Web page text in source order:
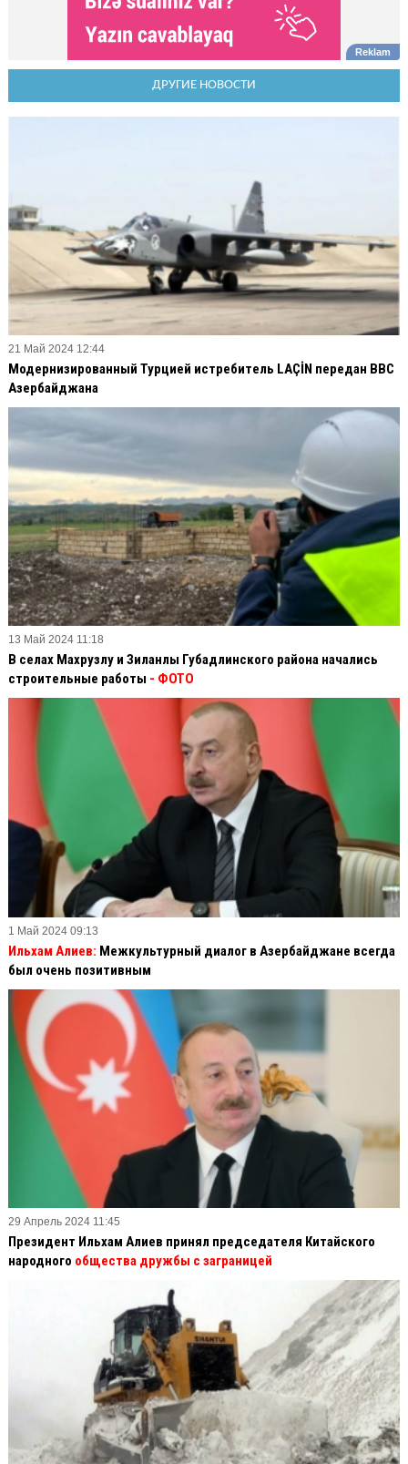
ДРУГИЕ НОВОСТИ
21 Май 2024 12:44
Модернизированный Турцией истребитель LAÇİN передан ВВС
Азербайджана
13 Май 2024 11:18
В селах Махрузлу и Зиланлы Губадлинского района начались
строительные работы - ФОТО
1 Май 2024 09:13
Ильхам Алиев: Межкультурный диалог в Азербайджане всегда
был очень позитивным
29 Апрель 2024 11:45
Президент Ильхам Алиев принял председателя Китайского
народного общества дружбы с заграницей